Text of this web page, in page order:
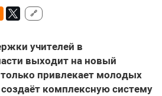
🔗
учителей в
выходит на новый
привлекает молодых
комплексную систему